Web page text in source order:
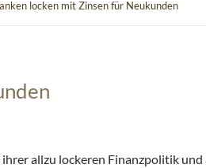
locken mit Zinsen für Neukunden
allzu lockeren Finanzpolitik und